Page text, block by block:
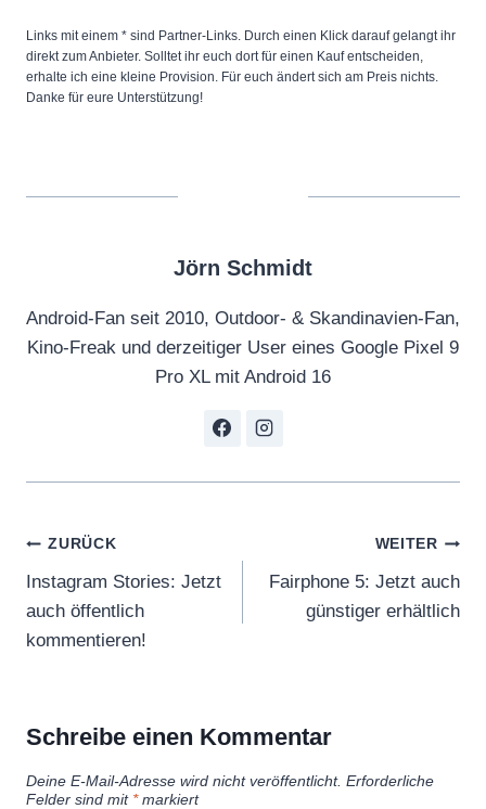
Links mit einem * sind Partner-Links. Durch einen Klick darauf gelangt ihr
direkt zum Anbieter. Solltet ihr euch dort für einen Kauf entscheiden,
erhalte ich eine kleine Provision. Für euch ändert sich am Preis nichts.
Danke für eure Unterstützung!
Jörn Schmidt
Android-Fan seit 2010, Outdoor- & Skandinavien-Fan,
Kino-Freak und derzeitiger User eines Google Pixel 9
Pro XL mit Android 16
Beitragsnavigation
ZURÜCK
Instagram Stories: Jetzt
auch öffentlich
kommentieren!
WEITER
Fairphone 5: Jetzt auch
günstiger erhältlich
Schreibe einen Kommentar
Deine E-Mail-Adresse wird nicht veröffentlicht. Erforderliche
Felder sind mit *markiert